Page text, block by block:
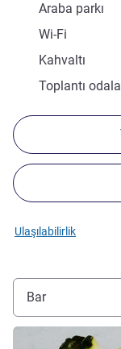
Araba parkı
Wi-Fi
Kahvaltı
Toplantı
Ulaşılabilirlik
Bar
Ayrıntıları göster